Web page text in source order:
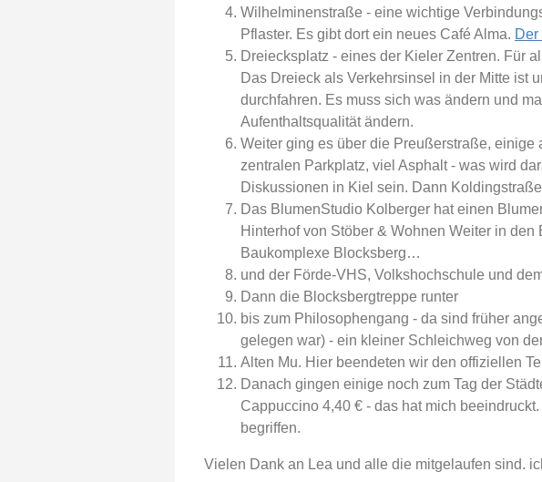
Wilhelminenstraße - eine wichtige
Pflaster. Es gibt dort ein neues Café Alma.
Dreiecksplatz - eines der Kieler Zentren. Für
Das Dreieck als Verkehrsinsel in der Mitte ist
durchfahren. Es muss sich was ändern und
Aufenthaltsqualität ändern.
Weiter ging es über die Preußerstraße,
zentralen Parkplatz, viel Asphalt - was wird
Diskussionen in Kiel sein. Dann
Das BlumenStudio Kolberger hat einen
Hinterhof von Stöber & Wohnen Weiter in
Baukomplexe Blocksberg…
und der Förde-VHS, Volkshochschule und
Dann die Blocksbergtreppe runter
bis zum Philosophengang - da sind früher
gelegen war) - ein kleiner Schleichweg von
Alten Mu. Hier beendeten wir den offiziellen
Danach gingen einige noch zum Tag der
Cappuccino 4,40 € - das hat mich
begriffen.
Vielen Dank an Lea und alle die mitgelaufen sind.